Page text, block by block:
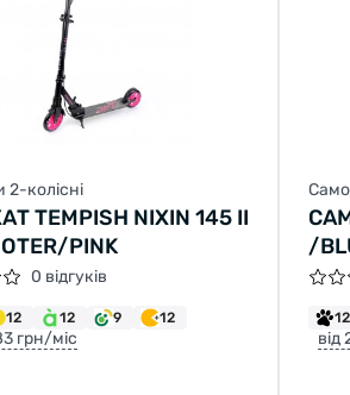
колісні
TEMPISH NIXIN 145 II
PINK
0 відгуків
12 12 9 12
грн/міс
/
12
від